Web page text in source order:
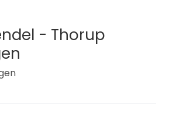
- Thorup